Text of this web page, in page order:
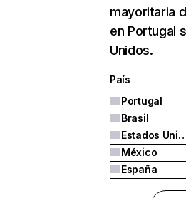
mayoritaria
en Portugal
Unidos.
País
Portugal
Brasil
Estados
México
España